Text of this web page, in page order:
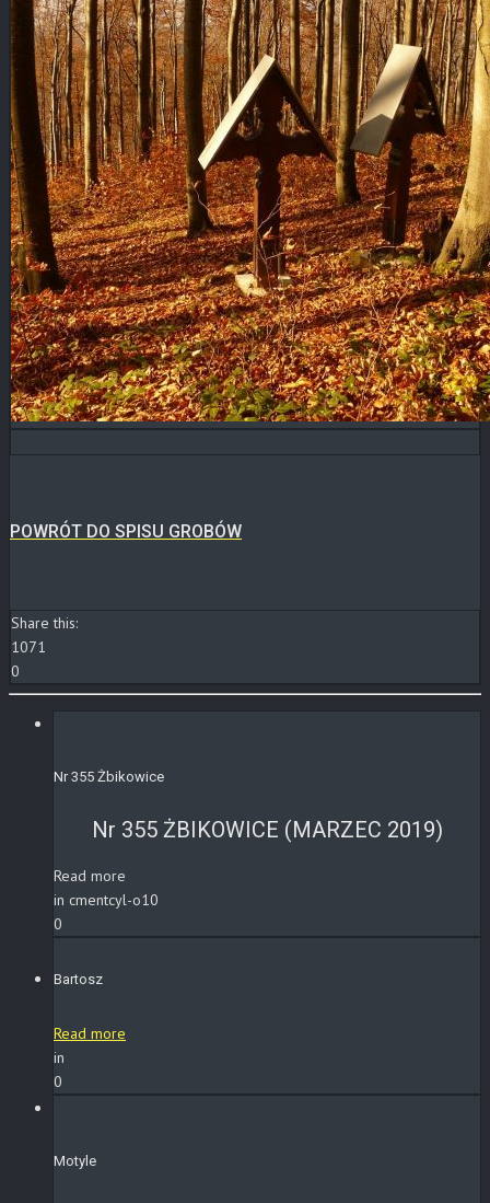
POWRÓT DO SPISU GROBÓW
Share this:
1071
0
Nr 355 Żbikowice
Nr 355 ŻBIKOWICE (MARZEC 2019)
Read more
in cmentcyl-o10
0
Bartosz
Read more
in
0
Motyle